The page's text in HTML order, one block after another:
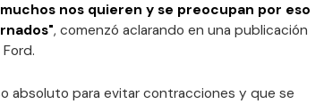
nos quieren y se preocupan por eso
, comenzó aclarando en una publicación
absoluto para evitar contracciones y que se